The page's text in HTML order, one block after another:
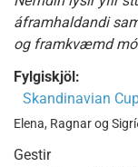
áframhaldandi
og framkvæmd
Fylgiskjöl:
Skandinavian
Elena, Ragnar og
Gestir